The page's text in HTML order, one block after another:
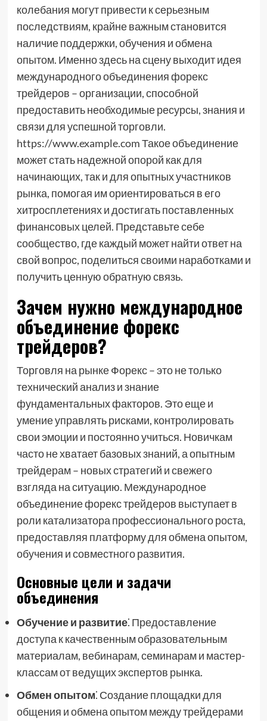
колебания могут привести к серьезным
последствиям, крайне важным становится
наличие поддержки, обучения и обмена
опытом. Именно здесь на сцену выходит идея
международного объединения форекс
трейдеров – организации, способной
предоставить необходимые ресурсы, знания и
связи для успешной торговли.
https://www.example.com Такое объединение
может стать надежной опорой как для
начинающих, так и для опытных участников
рынка, помогая им ориентироваться в его
хитросплетениях и достигать поставленных
финансовых целей. Представьте себе
сообщество, где каждый может найти ответ на
свой вопрос, поделиться своими наработками и
получить ценную обратную связь.
Зачем нужно международное
объединение форекс
трейдеров?
Торговля на рынке Форекс – это не только
технический анализ и знание
фундаментальных факторов. Это еще и
умение управлять рисками, контролировать
свои эмоции и постоянно учиться. Новичкам
часто не хватает базовых знаний, а опытным
трейдерам – новых стратегий и свежего
взгляда на ситуацию. Международное
объединение форекс трейдеров выступает в
роли катализатора профессионального роста,
предоставляя платформу для обмена опытом,
обучения и совместного развития.
Основные цели и задачи
объединения
Обучение и развитие⁚ Предоставление
доступа к качественным образовательным
материалам, вебинарам, семинарам и мастер-
классам от ведущих экспертов рынка.
Обмен опытом⁚ Создание площадки для
общения и обмена опытом между трейдерами